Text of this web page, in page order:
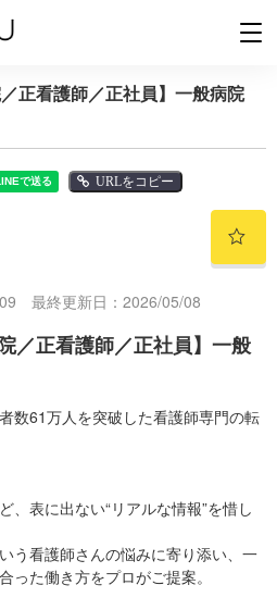
正看護師／正社員】一般病院
URLをコピー
最終更新日：2026/05/08
／正看護師／正社員】一般
数61万人を突破した看護師専門の転
、表に出ない“リアルな情報”を惜し
う看護師さんの悩みに寄り添い、一
った働き方をプロがご提案。